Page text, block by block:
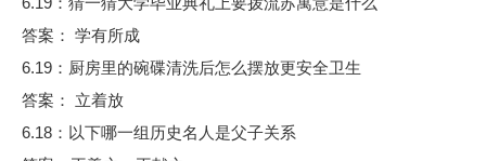
答案： 学有所成
6.19：厨房里的碗碟清洗后怎么摆放更安全卫生
答案： 立着放
6.18：以下哪一组历史名人是父子关系